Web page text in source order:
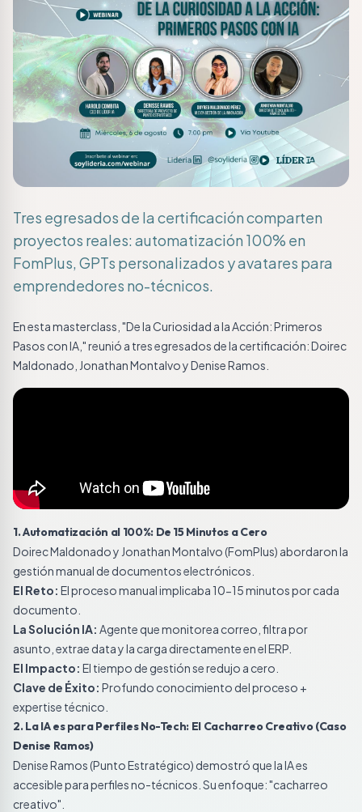
Tres egresados de la certificación comparten
proyectos reales: automatización 100% en
FomPlus, GPTs personalizados y avatares para
emprendedores no-técnicos.
En esta masterclass, "De la Curiosidad a la Acción: Primeros
Pasos con IA," reunió a tres egresados de la certificación: Doirec
Maldonado, Jonathan Montalvo y Denise Ramos.
1. Automatización al 100%: De 15 Minutos a Cero
Doirec Maldonado y Jonathan Montalvo (FomPlus) abordaron la
gestión manual de documentos electrónicos.
El Reto: El proceso manual implicaba 10-15 minutos por cada
documento.
La Solución IA: Agente que monitorea correo, filtra por
asunto, extrae data y la carga directamente en el ERP.
El Impacto: El tiempo de gestión se redujo a cero.
Clave de Éxito: Profundo conocimiento del proceso +
expertise técnico.
2. La IA es para Perfiles No-Tech: El Cacharreo Creativo (Caso
Denise Ramos)
Denise Ramos (Punto Estratégico) demostró que la IA es
accesible para perfiles no-técnicos. Su enfoque: "cacharreo
creativo".